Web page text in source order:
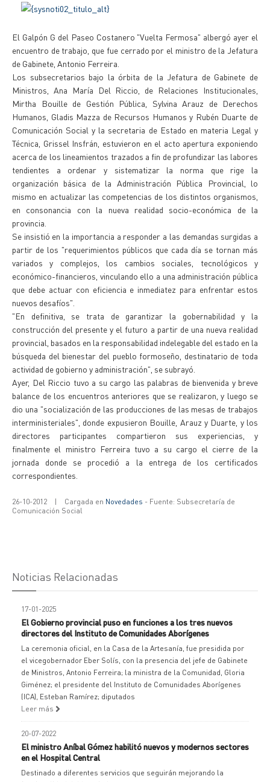
El Galpón G del Paseo Costanero "Vuelta Fermosa" albergó ayer el
encuentro de trabajo, que fue cerrado por el ministro de la Jefatura
de Gabinete, Antonio Ferreira.
Los subsecretarios bajo la órbita de la Jefatura de Gabinete de
Ministros, Ana María Del Riccio, de Relaciones Institucionales,
Mirtha Bouille de Gestión Pública, Sylvina Arauz de Derechos
Humanos, Gladis Mazza de Recursos Humanos y Rubén Duarte de
Comunicación Social y la secretaria de Estado en materia Legal y
Técnica, Grissel Insfrán, estuvieron en el acto apertura exponiendo
acerca de los lineamientos trazados a fin de profundizar las labores
tendientes a ordenar y sistematizar la norma que rige la
organización básica de la Administración Pública Provincial, lo
mismo en actualizar las competencias de los distintos organismos,
en consonancia con la nueva realidad socio-económica de la
provincia.
Se insistió en la importancia a responder a las demandas surgidas a
partir de los "requerimientos públicos que cada día se tornan más
variados y complejos, los cambios sociales, tecnológicos y
económico-financieros, vinculando ello a una administración pública
que debe actuar con eficiencia e inmediatez para enfrentar estos
nuevos desafíos".
"En definitiva, se trata de garantizar la gobernabilidad y la
construcción del presente y el futuro a partir de una nueva realidad
provincial, basados en la responsabilidad indelegable del estado en la
búsqueda del bienestar del pueblo formoseño, destinatario de toda
actividad de gobierno y administración", se subrayó.
Ayer, Del Riccio tuvo a su cargo las palabras de bienvenida y breve
balance de los encuentros anteriores que se realizaron, y luego se
dio una "socialización de las producciones de las mesas de trabajos
interministeriales", donde expusieron Bouille, Arauz y Duarte, y los
directores participantes compartieron sus experiencias, y
finalmente el ministro Ferreira tuvo a su cargo el cierre de la
jornada donde se procedió a la entrega de los certificados
correspondientes.
26-10-2012 | Cargada en Novedades - Fuente: Subsecretaría de
Comunicación Social
Noticias Relacionadas
17-01-2025
El Gobierno provincial puso en funciones a los tres nuevos
directores del Instituto de Comunidades Aborígenes
La ceremonia oficial, en la Casa de la Artesanía, fue presidida por
el vicegobernador Eber Solís, con la presencia del jefe de Gabinete
de Ministros, Antonio Ferreira; la ministra de la Comunidad, Gloria
Giménez; el presidente del Instituto de Comunidades Aborígenes
(ICA), Esteban Ramírez; diputados
Leer más
20-07-2022
El ministro Aníbal Gómez habilitó nuevos y modernos sectores
en el Hospital Central
Destinado a diferentes servicios que seguirán mejorando la